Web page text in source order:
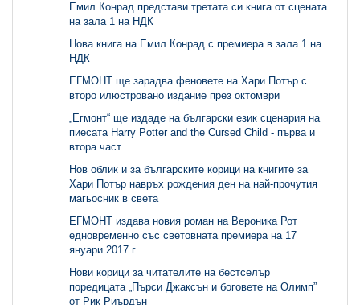
Емил Конрад представи третата си книга от сцената
на зала 1 на НДК
Нова книга на Емил Конрад с премиера в зала 1 на
НДК
ЕГМОНТ ще зарадва феновете на Хари Потър с
второ илюстровано издание през октомври
„Егмонт“ ще издаде на български език сценария на
пиесата Harry Potter and the Cursed Child - първа и
втора част
Нов облик и за българските корици на книгите за
Хари Потър навръх рождения ден на най-прочутия
магьосник в света
ЕГМОНТ издава новия роман на Вероника Рот
едновременно със световната премиера на 17
януари 2017 г.
Нови корици за читателите на бестселър
поредицата „Пърси Джаксън и боговете на Олимп”
от Рик Риърдън